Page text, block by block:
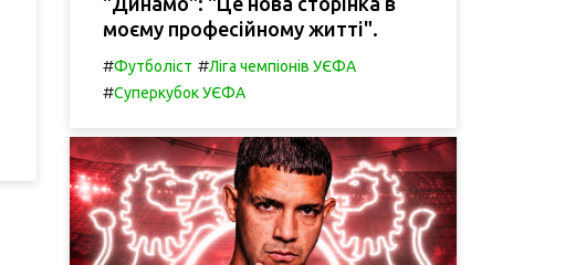
моєму професійному житті".
#Футболіст #Ліга чемпіонів УЄФА
#Суперкубок УЄФА